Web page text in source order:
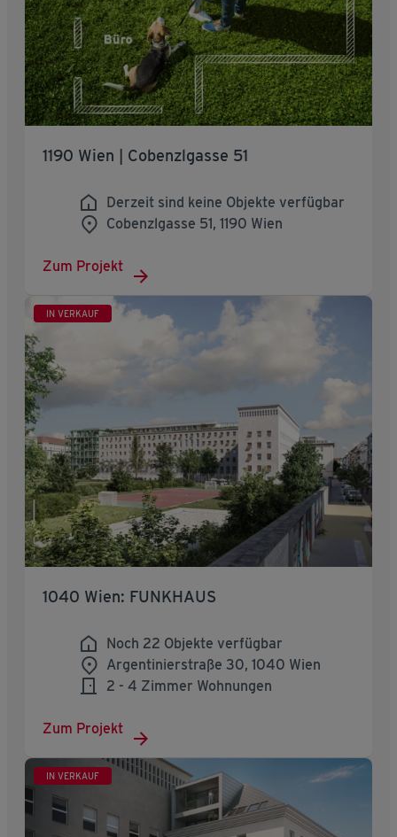
1190 Wien | Cobenzlgasse 51
Derzeit sind keine Objekte verfügbar
Cobenzlgasse 51, 1190 Wien
Zum Projekt
IN VERKAUF
1040 Wien: FUNKHAUS
Noch 22 Objekte verfügbar
Argentinierstraße 30, 1040 Wien
2 - 4 Zimmer Wohnungen
Zum Projekt
IN VERKAUF